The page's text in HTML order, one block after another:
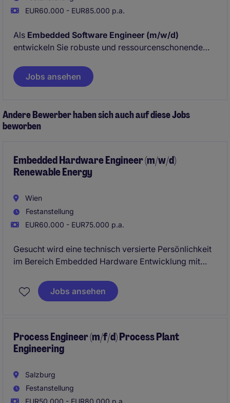
EUR60.000 - EUR85.000 p.a.
Als Embedded Software Engineer (m/w/d)
entwickeln Sie robuste und ressourcenschonende
Kraftanlagen - mit besonderem Fokus auf
Embedded-Linux-Systeme. Sie arbeiten am
Projekten mit hoher Relevanz für die Energiewende.
Jobs ansehen
Andere Bewerber haben sich auch auf diese Jobs
beworben
Embedded Hardware Engineer (m/w/d)
Renewable Energy
Wien
Festanstellung
EUR60.000 - EUR75.000 p.a.
Gesucht wird eine technisch versierte Persönlichkeit
im Bereich Embedded Hardware Entwicklung mit
Umfeld erneuerbarer Energien. Die Rolle umfasst die
Entwicklung innovativer Hardwarelösungen über den
Steuerungs-, Regelungs- und Schutzsystemen für
kritische Energieinfrastrukturen mitzuwirken.
Jobs ansehen
Process Engineer (m/f/d) Process Plant
Engineering
Salzburg
Festanstellung
EUR50.000 - EUR80.000 p.a.